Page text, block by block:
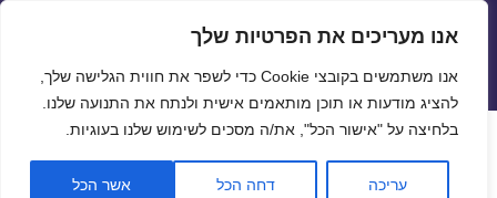
פתח
אנו מעריכים את הפרטיות שלך
אנו משתמשים בקובצי Cookie כדי לשפר את חווית הגלישה שלך,
להציג מודעות או תוכן מותאמים אישית ולנתח את התנועה שלנו.
בלחיצה על "אישור הכל", את/ה מסכים לשימוש שלנו בעוגיות.
עריכה דחה הכל אשר הכל
שערי חליפין יציגים – שער יציג
תפריטים
ווידג'טים
שער ביטקוין לתאריך 06/09/2020